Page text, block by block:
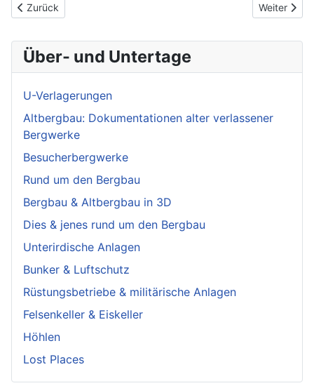
Vorheriger Beitrag: Lipo Alarm Warner Schutz Checker Voltage
Zurück Nächster
Weiter
Über- und Untertage
U-Verlagerungen
Altbergbau: Dokumentationen alter verlassener
Bergwerke
Besucherbergwerke
Rund um den Bergbau
Bergbau & Altbergbau in 3D
Dies & jenes rund um den Bergbau
Unterirdische Anlagen
Bunker & Luftschutz
Rüstungsbetriebe & militärische Anlagen
Felsenkeller & Eiskeller
Höhlen
Lost Places